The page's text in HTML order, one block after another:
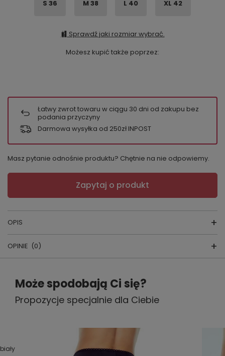
S 36 M 38 L 40 XL 42
Sprawdź jaki rozmiar wybrać.
Możesz kupić także poprzez:
Łatwy zwrot towaru w ciągu 30 dni od zakupu bez
podania przyczyny
Darmowa wysyłka od 250zł INPOST
Masz pytanie odnośnie produktu? Chętnie na nie odpowiemy.
Zapytaj o produkt
OPIS
bawełna
producent:
Eldar
kraj produkcji:POLSKA
Figi modelujące sylwetkę uszyte z opinającej
siateczki i mikrofibry z dodatkiem efektownej
OPINIE (0)
Napisz swoją opinię
Twoja ocena:
Treść twojej opinii
Może spodobają Ci się?
Propozycje specjalnie dla Ciebie